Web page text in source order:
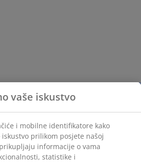
vaše iskustvo
i mobilne identifikatore kako
prilikom posjete našoj
informacije o vama
statistike i